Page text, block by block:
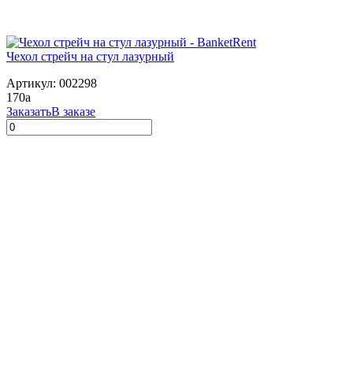
Чехол стрейч на стул лазурный
Артикул: 002298
170a
ЗаказатьВ заказе